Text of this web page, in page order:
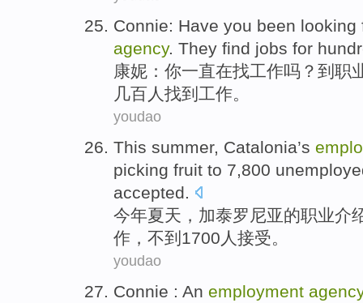
Connie: Have you been looking
agency. They find jobs for
康妮 ： 你一直在找工作吗？到职
几百人 找到 工作。
youdao
This summer, Catalonia’s
picking fruit to 7,800
accepted.
今年夏天， 加泰罗尼亚的职业介
作 ， 不到 1700人接受。
youdao
Connie : An employment